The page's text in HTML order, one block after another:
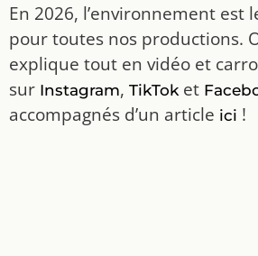
En 2026, l’environnement est
pour toutes nos productions.
explique tout en vidéo et
sur Instagram, TikToket
accompagnés d’un article ici !